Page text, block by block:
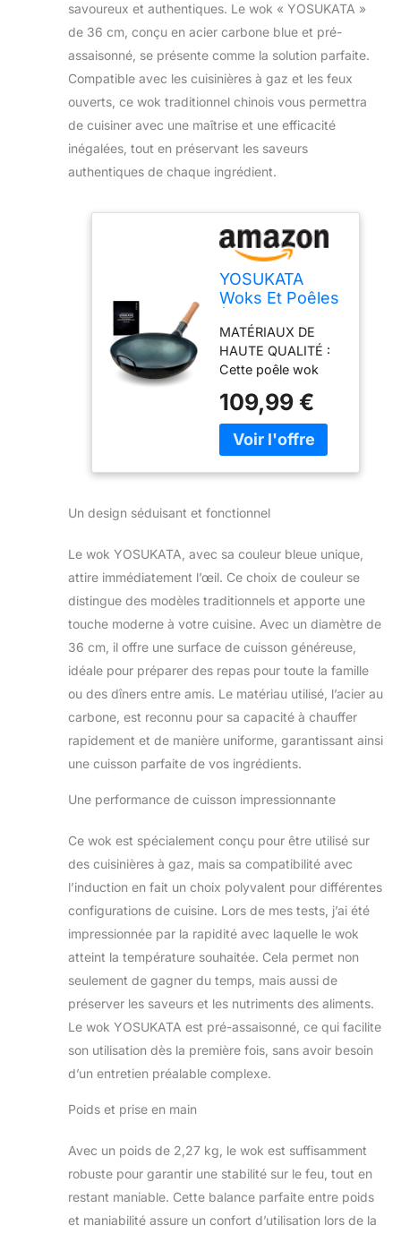
savoureux et authentiques. Le wok « YOSUKATA »
de 36 cm, conçu en acier carbone blue et pré-
assaisonné, se présente comme la solution parfaite.
Compatible avec les cuisinières à gaz et les feux
ouverts, ce wok traditionnel chinois vous permettra
de cuisiner avec une maîtrise et une efficacité
inégalées, tout en préservant les saveurs
authentiques de chaque ingrédient.
YOSUKATA
Woks Et Poêles
Cm À Fond
Rond En Acier
Au Carbone
MATÉRIAUX DE
HAUTE QUALITÉ :
Cette poêle wok
fabriqué en acier au
carbone noir de
calibre 15, très
assure une prise en
lorsque vous
utilisez cette poêle
wok. PRÉ-
Notre vrai wok
asiatique est pré-
assaisonné à haute
température à l'aide
de techniques
spéciales,
contrairement aux
woks et poêles à
assaisonnés. Ne
de
l'assaisonnement
chinois. UN GOÛT
AUTHENTIQUE :
Découvrez les
saveurs riches et
authentiques de la
cuisine chinoise et
d'autres cuisines
asiatiques dans
votre propre
maison. Le wok
acier carbone fond
spécialement conçu
pour emprisonner le
jus et la saveur à
l'intérieur des
109,99 €
Un design séduisant et fonctionnel
Le wok YOSUKATA, avec sa couleur bleue unique,
attire immédiatement l’œil. Ce choix de couleur se
distingue des modèles traditionnels et apporte une
touche moderne à votre cuisine. Avec un diamètre de
36 cm, il offre une surface de cuisson généreuse,
idéale pour préparer des repas pour toute la famille
ou des dîners entre amis. Le matériau utilisé, l’acier au
carbone, est reconnu pour sa capacité à chauffer
rapidement et de manière uniforme, garantissant ainsi
une cuisson parfaite de vos ingrédients.
Une performance de cuisson impressionnante
Ce wok est spécialement conçu pour être utilisé sur
des cuisinières à gaz, mais sa compatibilité avec
l’induction en fait un choix polyvalent pour différentes
configurations de cuisine. Lors de mes tests, j’ai été
impressionnée par la rapidité avec laquelle le wok
atteint la température souhaitée. Cela permet non
seulement de gagner du temps, mais aussi de
préserver les saveurs et les nutriments des aliments.
Le wok YOSUKATA est pré-assaisonné, ce qui facilite
son utilisation dès la première fois, sans avoir besoin
d’un entretien préalable complexe.
Poids et prise en main
Avec un poids de 2,27 kg, le wok est suffisamment
robuste pour garantir une stabilité sur le feu, tout en
restant maniable. Cette balance parfaite entre poids
et maniabilité assure un confort d’utilisation lors de la